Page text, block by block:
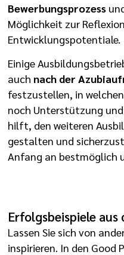
Bewerbungsprozess
Möglichkeit zur
Entwicklungspotentiale.
Einige
auch nach der
festzustellen, in
noch Unterstützung
hilft, den weiteren
gestalten und
Anfang an bestmöglich
Erfolgsbeispiele aus
Lassen Sie sich von
inspirieren. In den Good